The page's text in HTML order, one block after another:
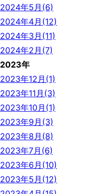
2024年5月(6)
2024年4月(12)
2024年3月(11)
2024年2月(7)
2023年
2023年12月(1)
2023年11月(3)
2023年10月(1)
2023年9月(3)
2023年8月(8)
2023年7月(6)
2023年6月(10)
2023年5月(12)